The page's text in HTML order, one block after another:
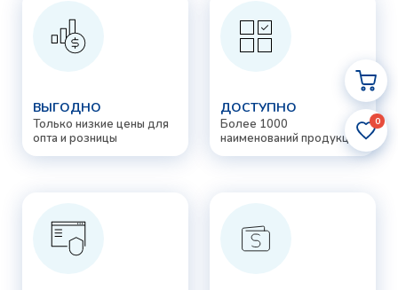
0
ВЫГОДНО
Только низкие цены для
опта и розницы
ДОСТУПНО
Более 1000
наименований продукции